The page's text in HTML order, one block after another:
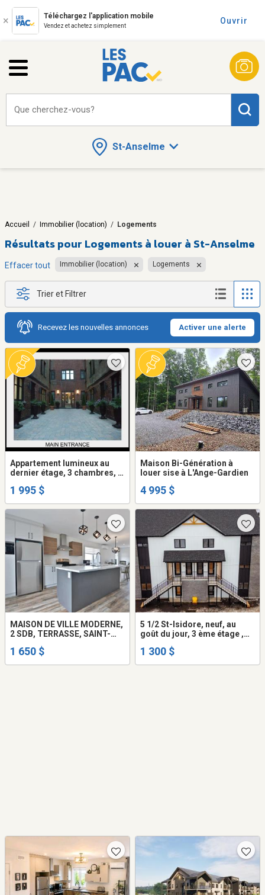
Téléchargez l'application mobile
Vendez et achetez simplement
Ouvrir
St-Anselme
Que cherchez-vous?
Accueil / Immobilier (location) / Logements
Résultats pour Logements à louer à St-Anselme
Effacer tout Immobilier (location) Logements
Trier et Filtrer
Recevez les nouvelles annonces Activer une alerte
Appartement lumineux au
dernier étage, 3 chambres, 5
3 bedroom 5 1/2, renovated,
1 995 $
Maison Bi-Génération à
louer sise à L'Ange-Gardien
4 995 $
MAISON DE VILLE MODERNE,
2 SDB, TERRASSE, SAINT-
1 650 $
5 1/2 St-Isidore, neuf, au
goût du jour, 3 ème étage ,
1 300 $